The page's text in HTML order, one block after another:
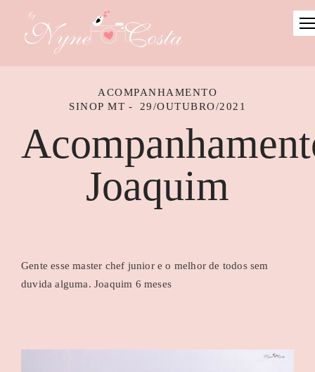
ACOMPANHAMENTO
SINOP MT
29/OUTUBRO/2021
Joaquim
Gente esse master chef junior e o melhor de todos sem
duvida alguma. Joaquim 6 meses